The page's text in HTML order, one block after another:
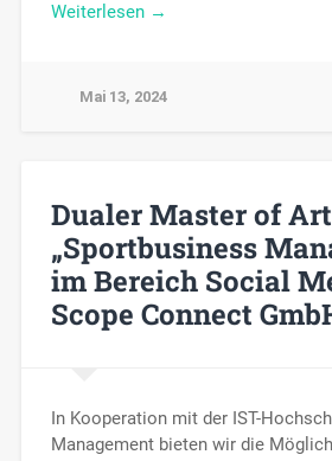
Weiterlesen →
Mai 13, 2024
Dualer Master of
„Sportbusiness
im Bereich Social
Scope Connect
In Kooperation mit der IST-
Management bieten wir die